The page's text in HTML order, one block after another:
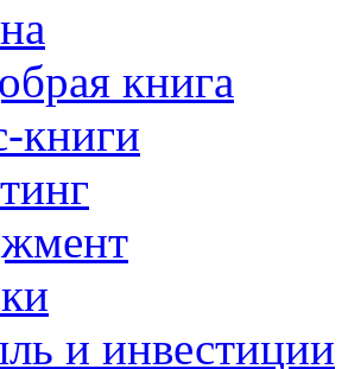
книга
книги
и инвестиции